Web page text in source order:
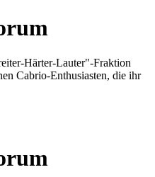
Härter-Lauter"-Fraktion
Cabrio-Enthusiasten, die ihr